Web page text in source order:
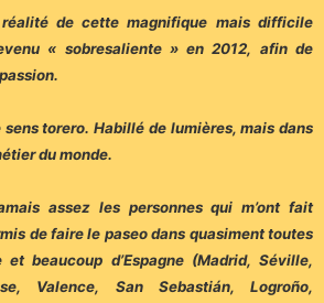
de cette magnifique mais difficile
« sobresaliente » en 2012, afin de
torero. Habillé de lumières, mais dans
du monde.
assez les personnes qui m’ont fait
de faire le paseo dans quasiment toutes
beaucoup d’Espagne (Madrid, Séville,
Valence, San Sebastián, Logroño,